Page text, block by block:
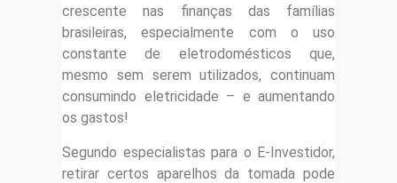
crescente nas finanças das famílias
brasileiras, especialmente com o uso
constante de eletrodomésticos que,
mesmo sem serem utilizados, continuam
consumindo eletricidade – e aumentando
os gastos!
Segundo especialistas para o E-Investidor,
retirar certos aparelhos da tomada pode